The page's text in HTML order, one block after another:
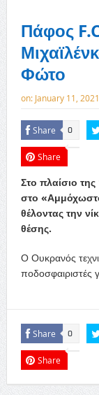
Πάφος
Φώτο
on: January 11, 2021
Share 0
Share
Στο πλαίσιο της
στο
θέλοντας την
θέσης.
Ο Ουκρανός
ποδοσφαιριστές
Share 0
Share